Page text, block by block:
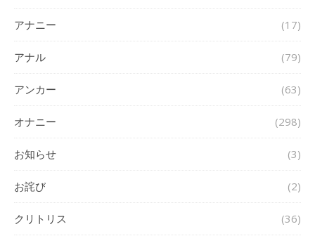
アナニー (17)
アナル (79)
アンカー (63)
オナニー (298)
お知らせ (3)
お詫び (2)
クリトリス (36)